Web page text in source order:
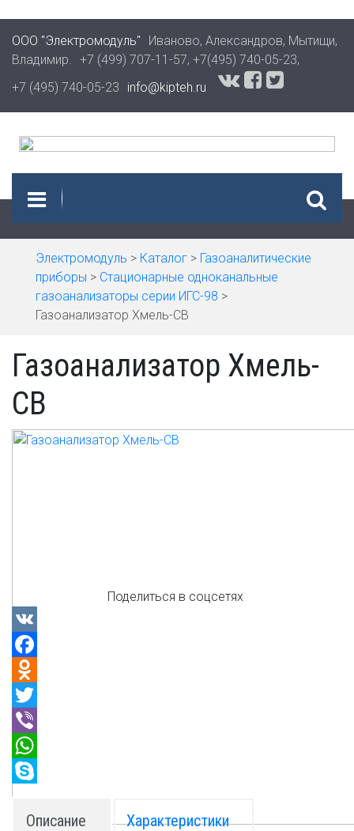
ООО "Электромодуль"
Иваново, Александров, Мытищи,
Владимир. +7 (499) 707-11-57, +7(495) 740-05-23,
+7 (495) 740-05-23
info@kipteh.ru
Электромодуль > Каталог > Газоаналитические
приборы > Стационарные одноканальные
газоанализаторы серии ИГС-98 >
Газоанализатор Хмель-СВ
Газоанализатор Хмель-
СВ
Поделиться в соцсетях
Описание Характеристики